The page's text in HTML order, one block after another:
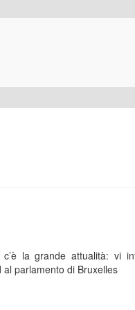
la grande attualità: vi
parlamento di Bruxelles